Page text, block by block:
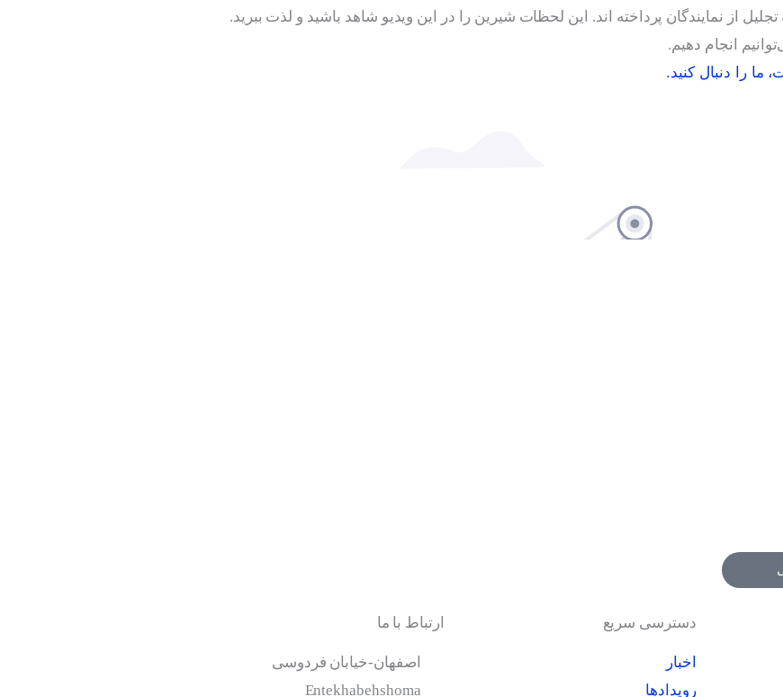
از نمایندگان پرداخته اند. این لحظات شیرین را در این ویدیو شاهد باشید و لذت ببرید.
انجام دهیم.
را دنبال کنید.
دسترسی سریع
اخبار
رویدادها
ارتباط با ما
اصفهان-خیابان فردوسی
Entekhabehshoma